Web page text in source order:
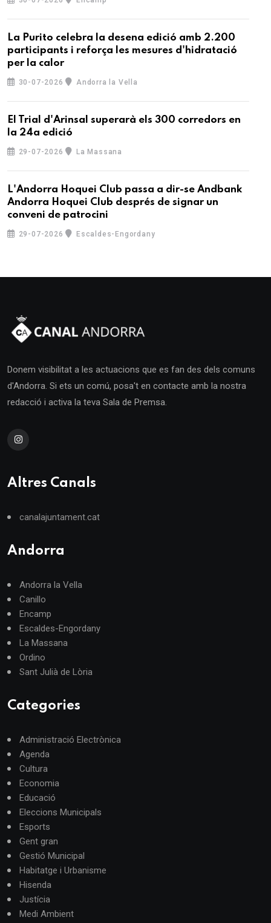
La Purito celebra la desena edició amb 2.200
participants i reforça les mesures d'hidratació
per la calor
30-07-2026 Andorra la Vella
El Trial d'Arinsal superarà els 300 corredors en
la 24a edició
29-07-2026 La Massana
L'Andorra Hoquei Club passa a dir-se Andbank
Andorra Hoquei Club després de signar un
conveni de patrocini
29-07-2026 Escaldes-Engordany
Donem visibilitat a les actuacions que es fan des dels comuns
d'Andorra. Si ets un comú, posa't en contacte amb la nostra
redacció i activa la teva Sala de Premsa.
Altres Canals
canalajuntament.cat
Andorra
Andorra la Vella
Canillo
Encamp
Escaldes-Engordany
La Massana
Ordino
Sant Julià de Lòria
Categories
Administració Electrònica
Agenda
Cultura
Economia
Educació
Eleccions Municipals
Esports
Gent gran
Gestió Municipal
Habitatge i Urbanisme
Hisenda
Justícia
Medi Ambient